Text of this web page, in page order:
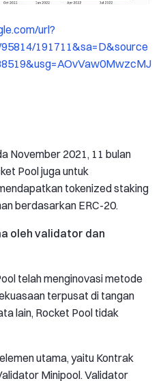
url?
191711&sa=D&source
November 2021, 11 bulan
Pool juga untuk
tokenized staking
berdasarkan ERC-20.
oleh validator dan
telah menginovasi metode
terpusat di tangan
lain, Rocket Pool tidak
utama, yaitu Kontrak
Minipool. Validator